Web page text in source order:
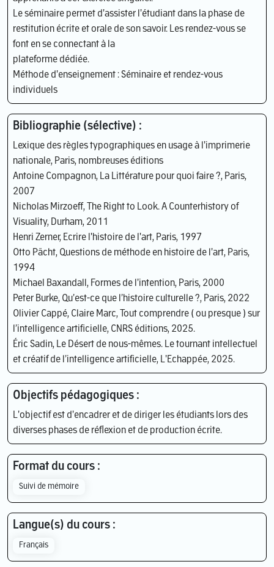
Le séminaire permet d'assister l'étudiant dans la phase de
restitution écrite et orale de son savoir. Les rendez-vous se
font en se connectant à la
plateforme dédiée.
Méthode d'enseignement : Séminaire et rendez-vous
individuels
Bibliographie (sélective) :
Lexique des règles typographiques en usage à l'imprimerie
nationale, Paris, nombreuses éditions
Antoine Compagnon, La Littérature pour quoi faire ?, Paris,
2007
Nicholas Mirzoeff, The Right to Look. A Counterhistory of
Visuality, Durham, 2011
Henri Zerner, Ecrire l'histoire de l'art, Paris, 1997
Otto Pächt, Questions de méthode en histoire de l'art, Paris,
1994
Michael Baxandall, Formes de l'intention, Paris, 2000
Peter Burke, Qu’est-ce que l’histoire culturelle ?, Paris, 2022
Olivier Cappé, Claire Marc, Tout comprendre ( ou presque ) sur
l’intelligence artificielle, CNRS éditions, 2025.
Éric Sadin, Le Désert de nous-mêmes. Le tournant intellectuel
et créatif de l’intelligence artificielle, L'Echappée, 2025.
Objectifs pédagogiques :
L'objectif est d'encadrer et de diriger les étudiants lors des
diverses phases de réflexion et de production écrite.
Format du cours :
Suivi de mémoire
Langue(s) du cours :
Français